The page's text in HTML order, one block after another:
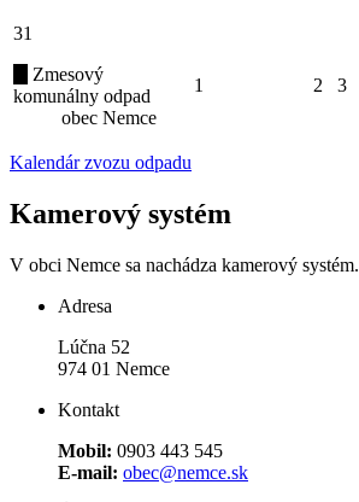
31
Zmesový
komunálny odpad
obec Nemce
1 2 3
Kalendár zvozu odpadu
Kamerový systém
V obci Nemce sa nachádza kamerový systém.
Adresa
Lúčna 52
974 01 Nemce
Kontakt
Mobil: 0903 443 545
E-mail: obec@nemce.sk